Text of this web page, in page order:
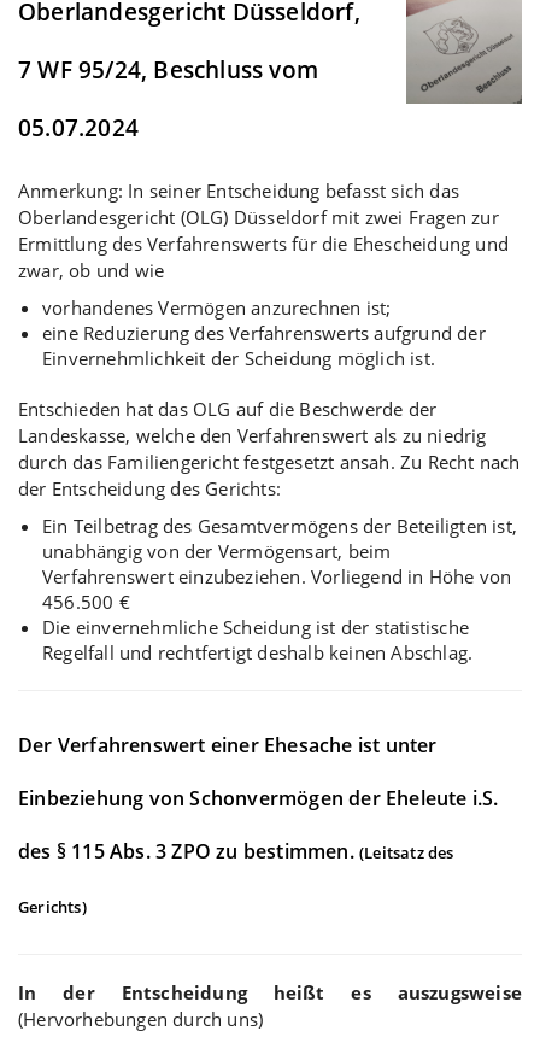
Oberlandesgericht Düsseldorf,
7 WF 95/24, Beschluss vom
05.07.2024
Anmerkung: In seiner Entscheidung befasst sich das
Oberlandesgericht (OLG) Düsseldorf mit zwei Fragen zur
Ermittlung des Verfahrenswerts für die Ehescheidung und
zwar, ob und wie
vorhandenes Vermögen anzurechnen ist;
eine Reduzierung des Verfahrenswerts aufgrund der
Einvernehmlichkeit der Scheidung möglich ist.
Entschieden hat das OLG auf die Beschwerde der
Landeskasse, welche den Verfahrenswert als zu niedrig
durch das Familiengericht festgesetzt ansah. Zu Recht nach
der Entscheidung des Gerichts:
Ein Teilbetrag des Gesamtvermögens der Beteiligten ist,
unabhängig von der Vermögensart, beim
Verfahrenswert einzubeziehen. Vorliegend in Höhe von
456.500 €
Die einvernehmliche Scheidung ist der statistische
Regelfall und rechtfertigt deshalb keinen Abschlag.
Der Verfahrenswert einer Ehesache ist unter
Einbeziehung von Schonvermögen der Eheleute i.S.
des § 115 Abs. 3 ZPO zu bestimmen. (Leitsatz des
Gerichts)
In der Entscheidung heißt es auszugsweise
(Hervorhebungen durch uns)